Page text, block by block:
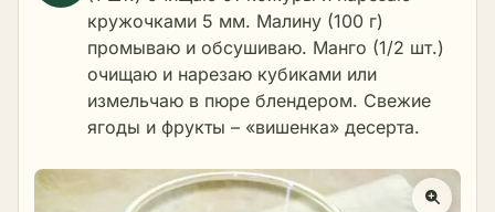
кружочками 5 мм. Малину (100 г)
промываю и обсушиваю. Манго (1/2 шт.)
очищаю и нарезаю кубиками или
измельчаю в пюре блендером. Свежие
ягоды и фрукты – «вишенка» десерта.